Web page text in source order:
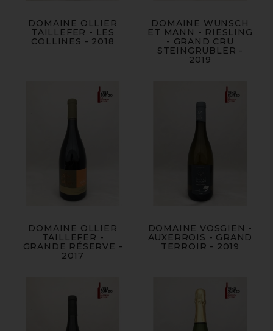
DOMAINE OLLIER
TAILLEFER - LES
COLLINES - 2018
DOMAINE WUNSCH
ET MANN - RIESLING
- GRAND CRU
STEINGRUBLER -
2019
DOMAINE OLLIER
TAILLEFER -
GRANDE RÉSERVE -
2017
DOMAINE VOSGIEN -
AUXERROIS - GRAND
TERROIR - 2019